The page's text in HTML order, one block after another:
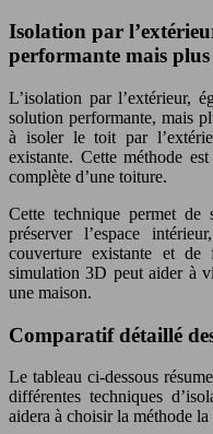
Isolation par
performante mais plus
L’isolation par l’extérieur,
solution performante, mais
à isoler le toit par
existante. Cette méthode
complète d’une toiture.
Cette technique permet de
préserver l’espace
couverture existante et
simulation 3D peut aider à
une maison.
Comparatif détaillé
Le tableau ci-dessous
différentes techniques
aidera à choisir la méthode